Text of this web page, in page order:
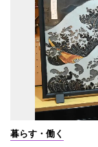
暮らす・働く